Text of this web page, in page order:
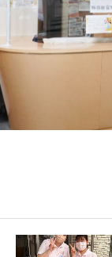
クリニックの